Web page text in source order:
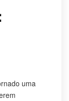
uma